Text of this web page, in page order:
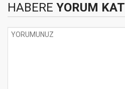
HABERE YORUM KAT